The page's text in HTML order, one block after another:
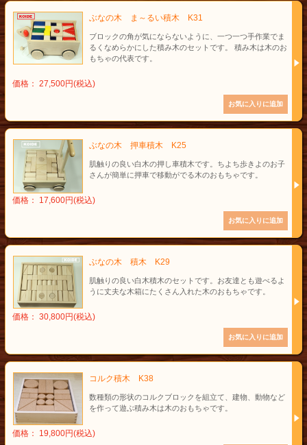
ぶなの木 ま～るい積木 K31
ブロックの角が気にならないように、一つ一つ手作業でま
るくなめらかにした積み木のセットです。 積み木は木のお
もちゃの代表です。
価格： 27,500円(税込)
ぶなの木 押車積木 K25
肌触りの良い白木の押し車積木です。ちよち歩きよのお子
さんが簡単に押車で移動がでる木のおもちゃです。
価格： 17,600円(税込)
ぶなの木 積木 K29
肌触りの良い白木積木のセットです。お友達とも遊べるよ
うに丈夫な木箱にたくさん入れた木のおもちゃです。
価格： 30,800円(税込)
コルク積木 K38
数種類の形状のコルクブロックを組立て、建物、動物など
を作って遊ぶ積み木は木のおもちゃです。
価格： 19,800円(税込)